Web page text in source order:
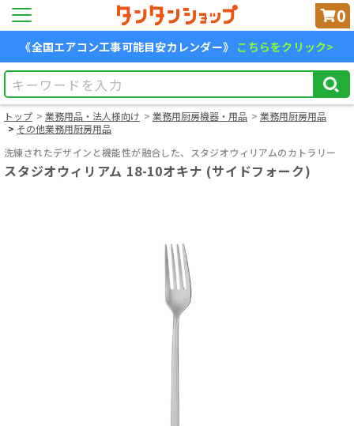
0
《全国エアコン工事可能目安カレンダー》 こちらをクリック>
トップ 業務用品・法人様向け 業務用厨房機器・用品
業務用厨房用品
その他業務用厨房用品
洗練されたデザインと機能性が融合した、スタジオウィリアムのカトラリー
スタジオウィリアム 18-10オキナ (サイドフォーク)